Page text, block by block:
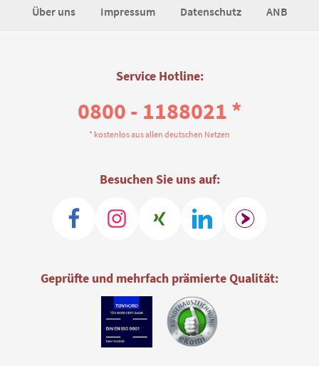
Über uns Impressum Datenschutz ANB
Service Hotline:
0800 - 1188021 *
* kostenlos aus allen deutschen Netzen
Besuchen Sie uns auf:
Geprüfte und mehrfach prämierte Qualität: